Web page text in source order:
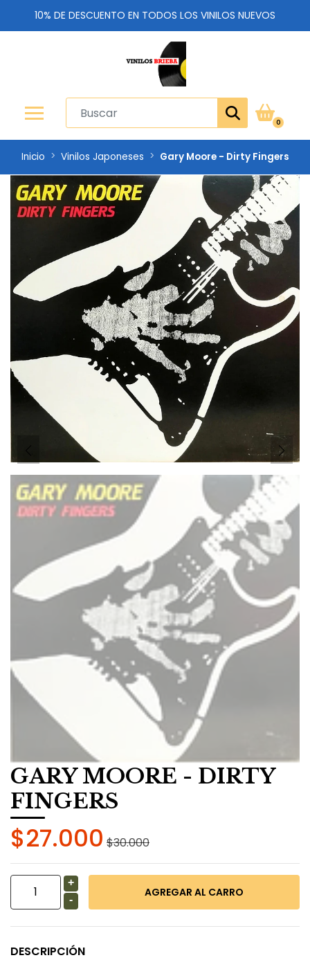
10% DE DESCUENTO EN TODOS LOS VINILOS NUEVOS
0
Inicio Vinilos Japoneses Gary Moore - Dirty Fingers
GARY MOORE - DIRTY
FINGERS
$27.000 $30.000
+
-
DESCRIPCIÓN